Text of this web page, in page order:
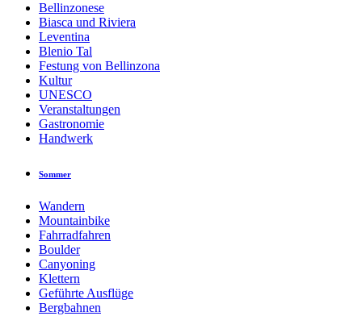
Bellinzonese
Biasca und Riviera
Leventina
Blenio Tal
Festung von Bellinzona
Kultur
UNESCO
Veranstaltungen
Gastronomie
Handwerk
Sommer
Wandern
Mountainbike
Fahrradfahren
Boulder
Canyoning
Klettern
Geführte Ausflüge
Bergbahnen